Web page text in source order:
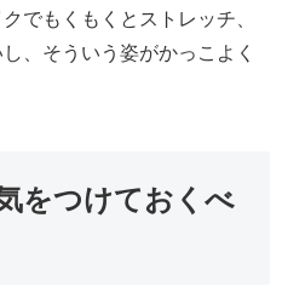
でもくもくとストレッチ、
、そういう姿がかっこよく
をつけておくべ